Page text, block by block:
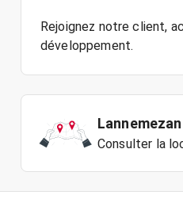
Rejoignez notre client,
Consulter la